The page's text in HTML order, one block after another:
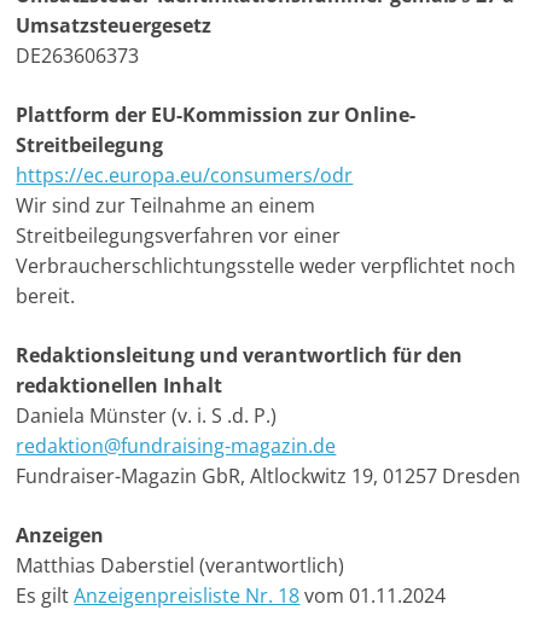
S
o
i
a
l
-
M
a
k
e
i
g
|
S
Umsatzsteuergesetz
DE263606373
Plattform der EU-Kommission zur Online-
Streitbeilegung
https://ec.europa.eu/consumers/odr
Wir sind zur Teilnahme an einem
Streitbeilegungsverfahren vor einer
Verbraucherschlichtungsstelle weder verpflichtet noch
bereit.
Redaktionsleitung und verantwortlich für den
redaktionellen Inhalt
Daniela Münster (v. i. S .d. P.)
redaktion@fundraising-magazin.de
Fundraiser-Magazin GbR, Altlockwitz 19, 01257 Dresden
Anzeigen
Matthias Daberstiel (verantwortlich)
Es giltAnzeigenpreisliste Nr. 18vom 01.11.2024